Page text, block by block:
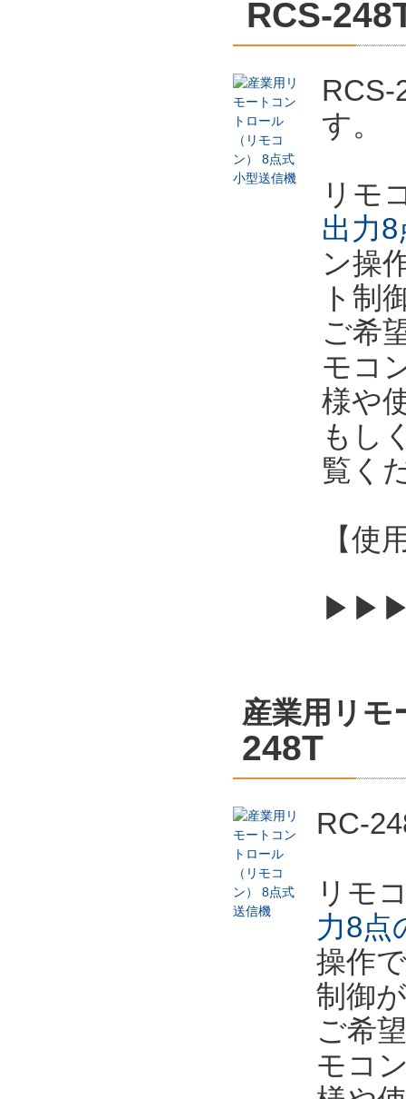
RCS-
RCS-
す。
リモ
出力
ン操
ト制
ご希
モコ
様や
もし
覧く
【使
産業用リモ
248T
RC-
リモ
力8点
操作
制御
ご希
モコ